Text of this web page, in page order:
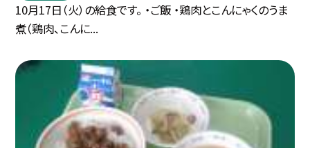
10月17日（火）の給食です。 ・ご飯 ・鶏肉とこんにゃくのうま
煮（鶏肉、こんに...